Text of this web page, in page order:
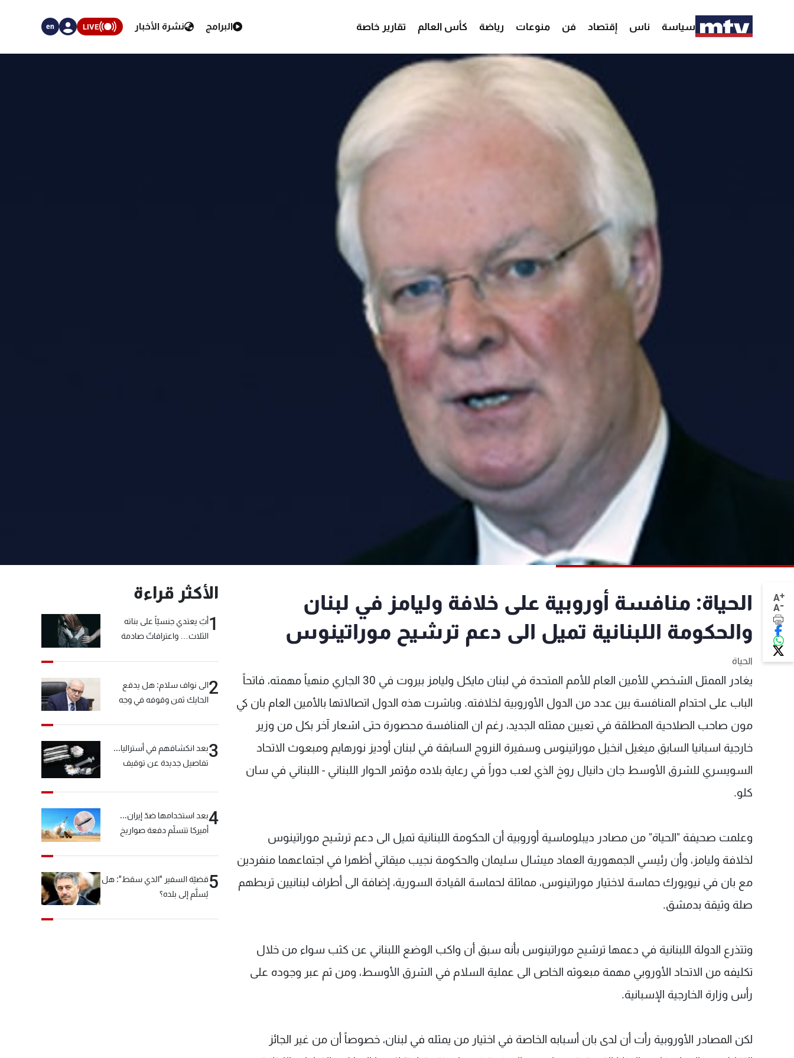
سياسة ناس إقتصاد فن منوعات رياضة كأس العالم تقارير خاصة البرامج نشرة الأخبار LIVE
en
A+
A-
الحياة: منافسة أوروبية على خلافة وليامز في لبنان
والحكومة اللبنانية تميل الى دعم ترشيح موراتينوس
الحياة
يغادر الممثل الشخصي للأمين العام للأمم المتحدة في لبنان مايكل وليامز بيروت في 30 الجاري منهياً مهمته، فاتحاً
الباب على احتدام المنافسة بين عدد من الدول الأوروبية لخلافته. وباشرت هذه الدول اتصالاتها بالأمين العام بان كي
مون صاحب الصلاحية المطلقة في تعيين ممثله الجديد، رغم ان المنافسة محصورة حتى اشعار آخر بكل من وزير
خارجية اسبانيا السابق ميغيل انخيل موراتينوس وسفيرة النروج السابقة في لبنان أوديز نورهايم ومبعوث الاتحاد
السويسري للشرق الأوسط جان دانيال روخ الذي لعب دوراً في رعاية بلاده مؤتمر الحوار اللبناني - اللبناني في سان
كلو.
وعلمت صحيفة "الحياة" من مصادر ديبلوماسية أوروبية أن الحكومة اللبنانية تميل الى دعم ترشيح موراتينوس
لخلافة وليامز، وأن رئيسي الجمهورية العماد ميشال سليمان والحكومة نجيب ميقاتي أظهرا في اجتماعهما منفردين
مع بان في نيويورك حماسة لاختيار موراتينوس، مماثلة لحماسة القيادة السورية، إضافة الى أطراف لبنانيين تربطهم
صلة وثيقة بدمشق.
وتتذرع الدولة اللبنانية في دعمها ترشيح موراتينوس بأنه سبق أن واكب الوضع اللبناني عن كثب سواء من خلال
تكليفه من الاتحاد الأوروبي مهمة مبعوثه الخاص الى عملية السلام في الشرق الأوسط، ومن ثم عبر وجوده على
رأس وزارة الخارجية الإسبانية.
لكن المصادر الأوروبية رأت أن لدى بان أسبابه الخاصة في اختيار من يمثله في لبنان، خصوصاً أن من غير الجائز
الأكثر قراءة
1أبٌ يعتدي جنسيّاً على بناته
الثلاث… واعترافاتٌ صادمة
2الى نواف سلام: هل يدفع
الحايك ثمن وقوفه في وجه
3بعد انكشافهم في أستراليا...
تفاصيل جديدة عن توقيف
4بعد استخدامها ضدّ إيران...
أميركا تتسلّم دفعة صواريخ
5قضيّة السفير "الذي سقط": هل
يُسلَّم إلى بلده؟